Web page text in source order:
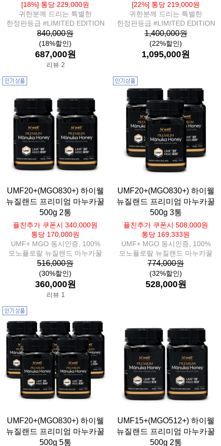
[18%] 통당 229,000원
귀한분께 드리는 특별한
한정판등급 #LIMITED EDITION
840,000원
(18%할인)
687,000원
리뷰 2
[22%] 통당 219,000원
귀한분께 드리는 특별한
한정판등급 #LIMITED EDITION
1,400,000원
(22%할인)
1,095,000원
UMF20+(MGO830+) 하이웰
뉴질랜드 프리미엄 마누카꿀
500g 2통
플친추가 쿠폰시 340,000원
통당 170,000원
UMF+ MGO 동시인증, 100%
모노플로랄 뉴질랜드 마누카꿀
516,000원
(30%할인)
360,000원
리뷰 1
UMF20+(MGO830+) 하이웰
뉴질랜드 프리미엄 마누카꿀
500g 3통
플친추가 쿠폰시 508,000원
통당 169,333원
UMF+ MGO 동시인증, 100%
모노플로랄 뉴질랜드 마누카꿀
774,000원
(32%할인)
528,000원
UMF20+(MGO830+) 하이웰
뉴질랜드 프리미엄 마누카꿀
500g 5통
UMF15+(MGO512+) 하이웰
뉴질랜드 프리미엄 마누카꿀
500g 2통